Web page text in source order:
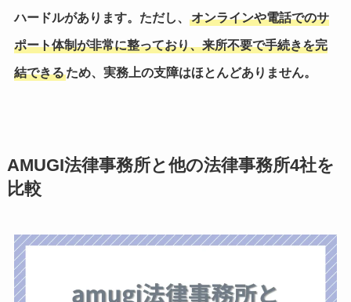
ハードルがあります。ただし、 オンラインや電話でのサ
ポート体制が非常に整っており、来所不要で手続きを完
結できるため、実務上の支障はほとんどありません。
AMUGI法律事務所と他の法律事務所4社を
比較